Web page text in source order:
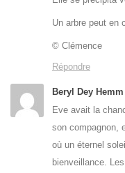
Un arbre peut en
© Clémence
Répondre
Beryl Dey Hemm
Eve avait la
son compagnon,
où un éternel
bienveillance.